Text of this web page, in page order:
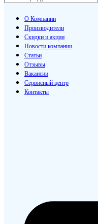
О Компании
Производители
Скидки и акции
Новости компании
Статьи
Отзывы
Вакансии
Сервисный центр
Контакты